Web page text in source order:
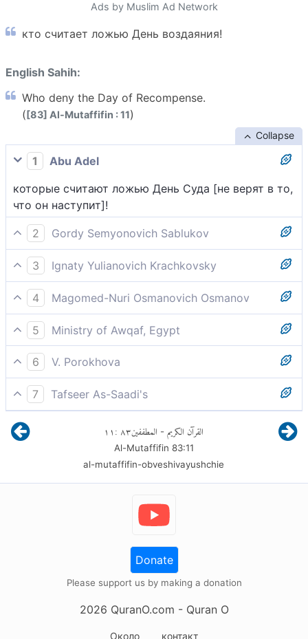
Ads by Muslim Ad Network
кто считает ложью День воздаяния!
English Sahih:
Who deny the Day of Recompense.
([83] Al-Mutaffifin : 11)
Collapse
1
Abu Adel
которые считают ложью День Суда [не верят в то,
что он наступит]!
2
Gordy Semyonovich Sablukov
Тем, которые считают ложью день суда!
3
Ignaty Yulianovich Krachkovsky
которые считают ложью день суда!
4
Magomed-Nuri Osmanovich Osmanov
кто отрицает Судный день!
5
Ministry of Awqaf, Egypt
которые отрицают День воздаяния.
6
V. Porokhova
Кто ложью Судный День нарек.
7
Tafseer As-Saadi's
кто считает ложью День воздаяния!
Они отрицают день воздаяния, когда Аллах
свершит суд над человечеством за совершенные
им деяния.
القرآن الكريم - المطففين٨٣:١١
Al-Mutaffifin 83:11
al-mutaffifin-obveshivayushchie
Donate
Please support us by making a donation
2026 QuranO.com - Quran O
Около контакт